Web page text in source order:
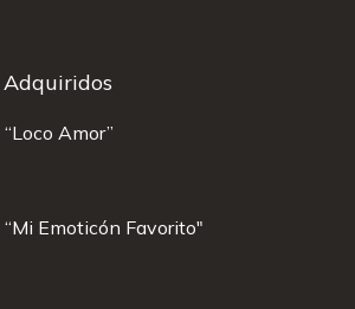
Amor”
Emoticón Favorito"